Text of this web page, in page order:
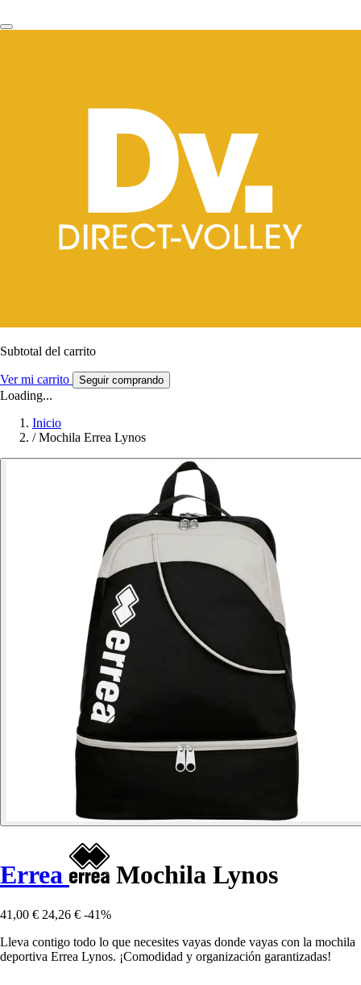
Subtotal del carrito
Ver mi carrito Seguir comprando
Loading...
Inicio
/ Mochila Errea Lynos
Errea Mochila Lynos
41,00 € 24,26 € -41%
Lleva contigo todo lo que necesites vayas donde vayas con la mochila
deportiva Errea Lynos. ¡Comodidad y organización garantizadas!